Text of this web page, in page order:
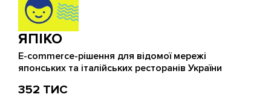
ЯПІКО
E-commerce-рішення для відомої мережі
японських та італійських ресторанів України
352 ТИС